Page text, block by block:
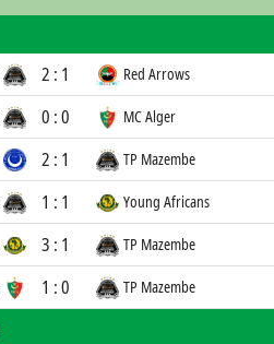
2 : 1 Red Arrows
0 : 0 MC Alger
2 : 1 TP Mazembe
1 : 1 Young Africans
3 : 1 TP Mazembe
1 : 0 TP Mazembe